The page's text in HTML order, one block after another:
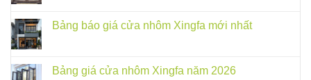
Bảng báo giá cửa nhôm Xingfa mới nhất
Bảng giá cửa nhôm Xingfa năm 2026